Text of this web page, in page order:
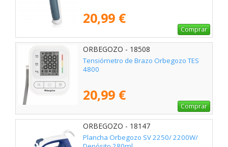
20,99 €
Comprar
ORBEGOZO - 18508
Tensiómetro de Brazo Orbegozo TES
4800
20,99 €
Comprar
ORBEGOZO - 18147
Plancha Orbegozo SV 2250/ 2200W/